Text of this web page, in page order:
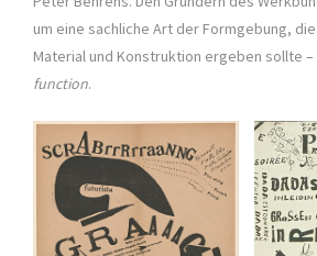
um eine sachliche Art der Formgebung,
Material und Konstruktion ergeben sollte –
function.